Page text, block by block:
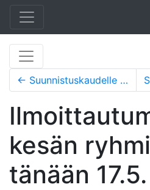
← Suunnistuskaudelle upea aloitus Billnäsissä
kesän
tänään